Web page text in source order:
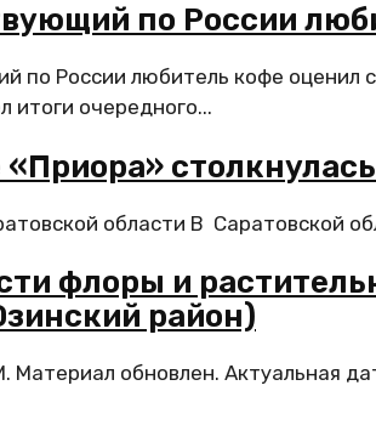
по России
по России любитель кофе оценил
итоги очередного...
«Приора»
области В Саратовской
флоры и
район)
Материал обновлен. Актуальная